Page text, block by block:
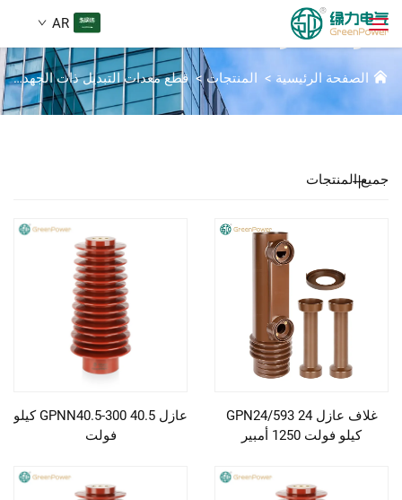
AR
المنتجات
الحلول
اتصل بنا
مكونات العزل
الصفحة الرئيسية> المنتجات> قطع معدات التبديل ذات الجهد العالي
جميع المنتجات
غلاف عازل GPN24/593 24
كيلو فولت 1250 أمبير
عازل GPNN40.5-300 40.5 كيلو
فولت